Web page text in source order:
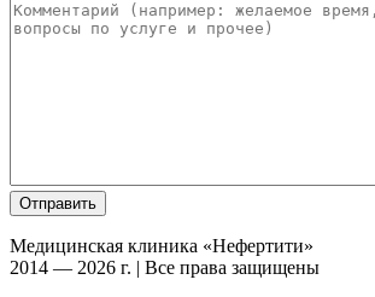
Медицинская клиника «Нефертити»
2014 — 2026 г. | Все права защищены